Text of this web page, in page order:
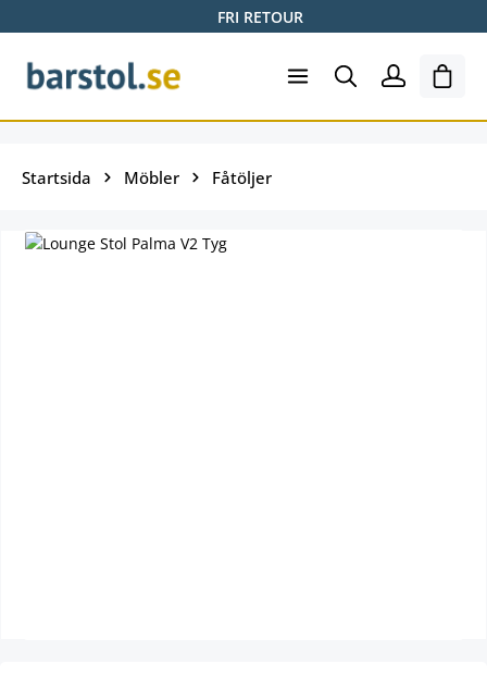
FRI RETOUR
Startsida Möbler Fåtöljer